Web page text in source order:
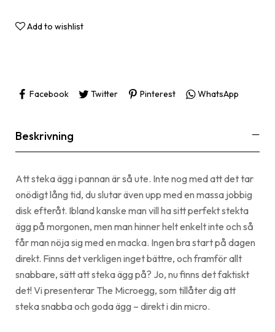
Add to wishlist
Facebook Twitter Pinterest WhatsApp
Beskrivning
Att steka ägg i pannan är så ute. Inte nog med att det tar
onödigt lång tid, du slutar även upp med en massa jobbig
disk efteråt. Ibland kanske man vill ha sitt perfekt stekta
ägg på morgonen, men man hinner helt enkelt inte och så
får man nöja sig med en macka. Ingen bra start på dagen
direkt. Finns det verkligen inget bättre, och framför allt
snabbare, sätt att steka ägg på? Jo, nu finns det faktiskt
det! Vi presenterar The Microegg, som tillåter dig att
steka snabba och goda ägg – direkt i din micro.